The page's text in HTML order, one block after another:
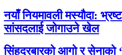
नयाँ नियमावली मस्यौदा:
सांसदलाई जोगाउने खेल
सिंहदरबारको आगो र सेनाको